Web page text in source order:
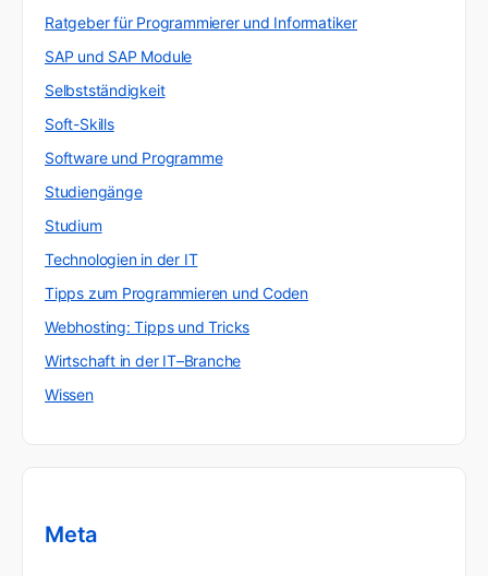
Ratgeber für Programmierer und Informatiker
SAP und SAP Module
Selbstständigkeit
Soft-Skills
Software und Programme
Studiengänge
Studium
Technologien in der IT
Tipps zum Programmieren und Coden
Webhosting: Tipps und Tricks
Wirtschaft in der IT–Branche
Wissen
Meta